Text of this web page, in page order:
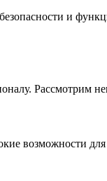
и
Рассмотрим
возможности